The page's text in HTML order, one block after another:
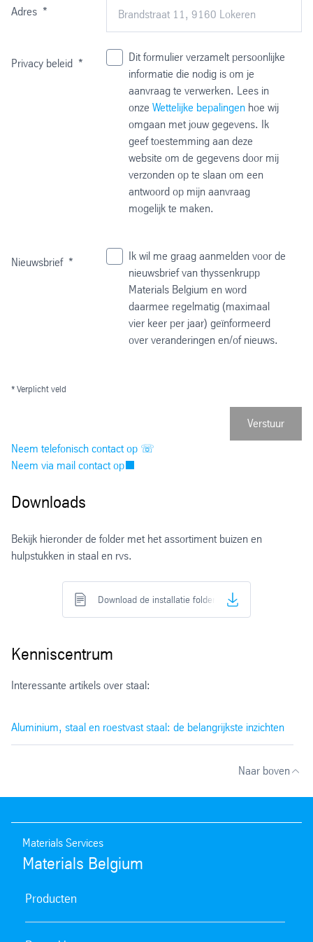
Adres *
Privacy beleid *
Dit formulier verzamelt persoonlijke
informatie die nodig is om je
aanvraag te verwerken. Lees in
onze Wettelijke bepalingen hoe wij
omgaan met jouw gegevens. Ik
geef toestemming aan deze
website om de gegevens door mij
verzonden op te slaan om een
antwoord op mijn aanvraag
mogelijk te maken.
Nieuwsbrief *
Ik wil me graag aanmelden voor de
nieuwsbrief van thyssenkrupp
Materials Belgium en word
daarmee regelmatig (maximaal
vier keer per jaar) geïnformeerd
over veranderingen en/of nieuws.
* Verplicht veld
Verstuur
Neem telefonisch contact op ☏
Neem via mail contact op
Downloads
Bekijk hieronder de folder met het assortiment buizen en
hulpstukken in staal en rvs.
Download de installatie folder
Kenniscentrum
Interessante artikels over staal:
Aluminium, staal en roestvast staal: de belangrijkste inzichten
Naar boven
Materials Services
Materials Belgium
Producten